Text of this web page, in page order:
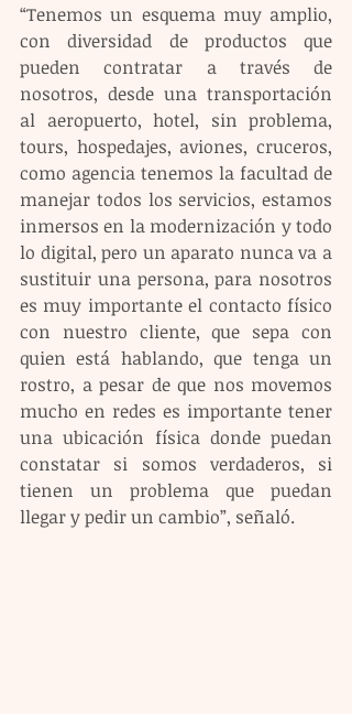
“Tenemos un esquema muy amplio,
con diversidad de productos que
pueden contratar a través de
nosotros, desde una transportación
al aeropuerto, hotel, sin problema,
tours, hospedajes, aviones, cruceros,
como agencia tenemos la facultad de
manejar todos los servicios, estamos
inmersos en la modernización y todo
lo digital, pero un aparato nunca va a
sustituir una persona, para nosotros
es muy importante el contacto físico
con nuestro cliente, que sepa con
quien está hablando, que tenga un
rostro, a pesar de que nos movemos
mucho en redes es importante tener
una ubicación física donde puedan
constatar si somos verdaderos, si
tienen un problema que puedan
llegar y pedir un cambio”, señaló.